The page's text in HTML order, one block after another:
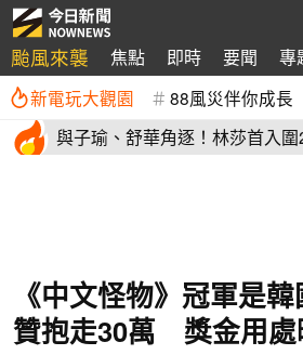
颱風來襲 焦點 即時 要聞 專
新電玩大觀園 88風災伴你成長
與子瑜、舒華角逐！林莎首入
《中文怪物》冠軍是
贊抱走30萬 獎金用處